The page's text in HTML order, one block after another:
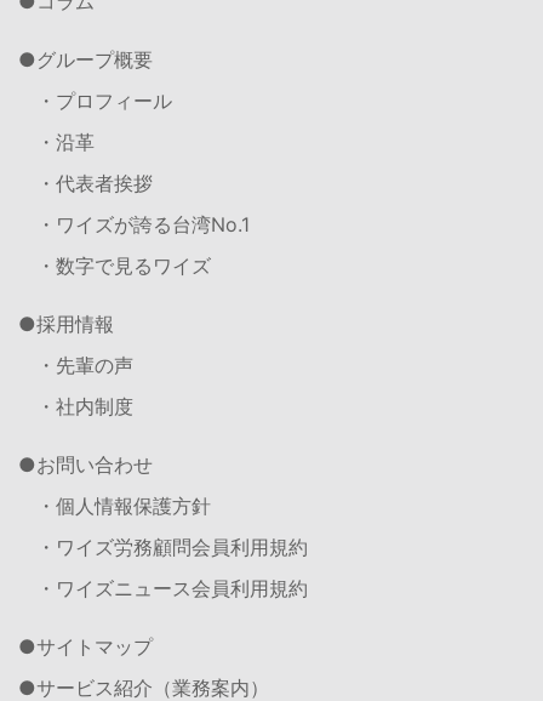
グループ概要
・プロフィール
・沿革
・代表者挨拶
・ワイズが誇る台湾No.1
・数字で見るワイズ
採用情報
・先輩の声
・社内制度
お問い合わせ
・個人情報保護方針
・ワイズ労務顧問会員利用規約
・ワイズニュース会員利用規約
サイトマップ
サービス紹介（業務案内）